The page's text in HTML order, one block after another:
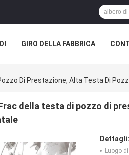
GIRO DELLA FABBRICA
Di Prestazione, Alta Testa Di
della testa di pozzo di
Dettagli:
Luogo